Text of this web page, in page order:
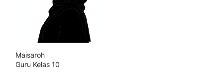
Maisaroh
Guru Kelas 10